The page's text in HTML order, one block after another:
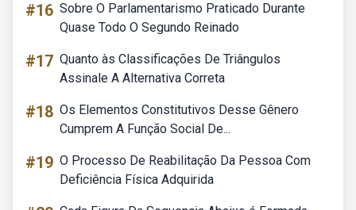
#16 Sobre O Parlamentarismo Praticado Durante
Quase Todo O Segundo Reinado
#17 Quanto às Classificações De Triângulos
Assinale A Alternativa Correta
#18 Os Elementos Constitutivos Desse Gênero
Cumprem A Função Social De...
#19 O Processo De Reabilitação Da Pessoa Com
Deficiência Física Adquirida